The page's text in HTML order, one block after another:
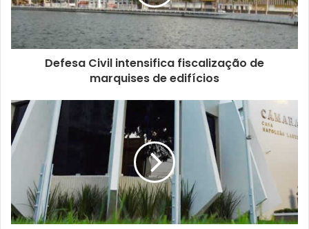
d
r
e
e
e
m
a
Defesa Civil intensifica fiscalização de
marquises de edifícios